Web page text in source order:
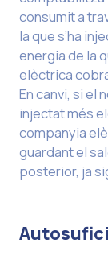
consumit a
la que s’ha
energia de la
elèctrica
En canvi, si el
injectat més
companyia
guardant el
posterior, ja